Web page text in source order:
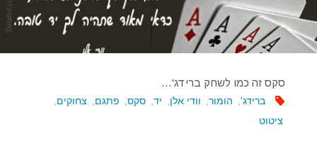
סקס זה כמו לשחק ברידג'…
ברידג' הומור וודי אלן יד, סקס, פתגם צחוקים
ציטוט